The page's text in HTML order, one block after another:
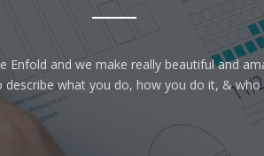
Enfold and we make really beautiful and
describe what you do, how you do it, &